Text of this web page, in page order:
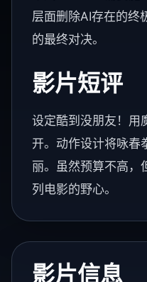
层面删除AI存在的终
的最终对决。
影片短评
设定酷到没朋友！用
开。动作设计将咏春
丽。虽然预算不高，
列电影的野心。
影片信息